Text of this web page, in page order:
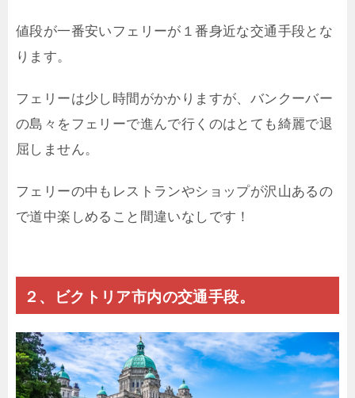
値段が一番安いフェリーが１番身近な交通手段とな
ります。
フェリーは少し時間がかかりますが、バンクーバー
の島々をフェリーで進んで行くのはとても綺麗で退
屈しません。
フェリーの中もレストランやショップが沢山あるの
で道中楽しめること間違いなしです！
２、ビクトリア市内の交通手段。